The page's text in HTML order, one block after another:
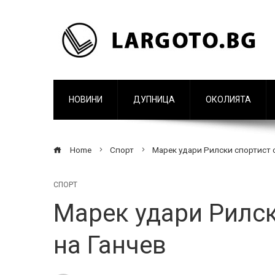
НОВИНИ ДУПНИЦА ОКОЛИЯТА
Home Спорт Марек удари Рилски спортист
СПОРТ
Марек удари
на Ганчев